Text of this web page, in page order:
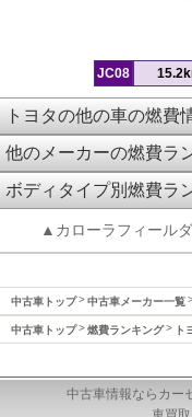
JC08
トヨタの他の車の燃費
他のメーカーの燃費ラ
ボディタイプ別燃費ラ
▲カローラフィール
中古車トップ 中古車メーカー一覧
中古車トップ 燃費ランキング ト
中古車情報ならカー